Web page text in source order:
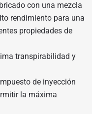
con una mezcla
rendimiento para una
propiedades de
transpirabilidad y
de inyección
la máxima